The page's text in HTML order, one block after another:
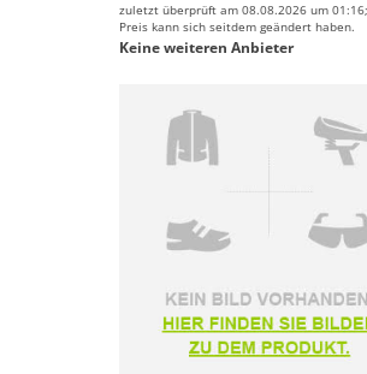
zuletzt überprüft am 08.08.2026 um
Preis kann sich seitdem geändert haben.
Keine weiteren Anbieter